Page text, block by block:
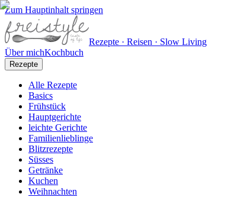
Zum Hauptinhalt springen
Rezepte · Reisen · Slow Living
Über michKochbuch
Rezepte
Alle Rezepte
Basics
Frühstück
Hauptgerichte
leichte Gerichte
Familienlieblinge
Blitzrezepte
Süsses
Getränke
Kuchen
Weihnachten